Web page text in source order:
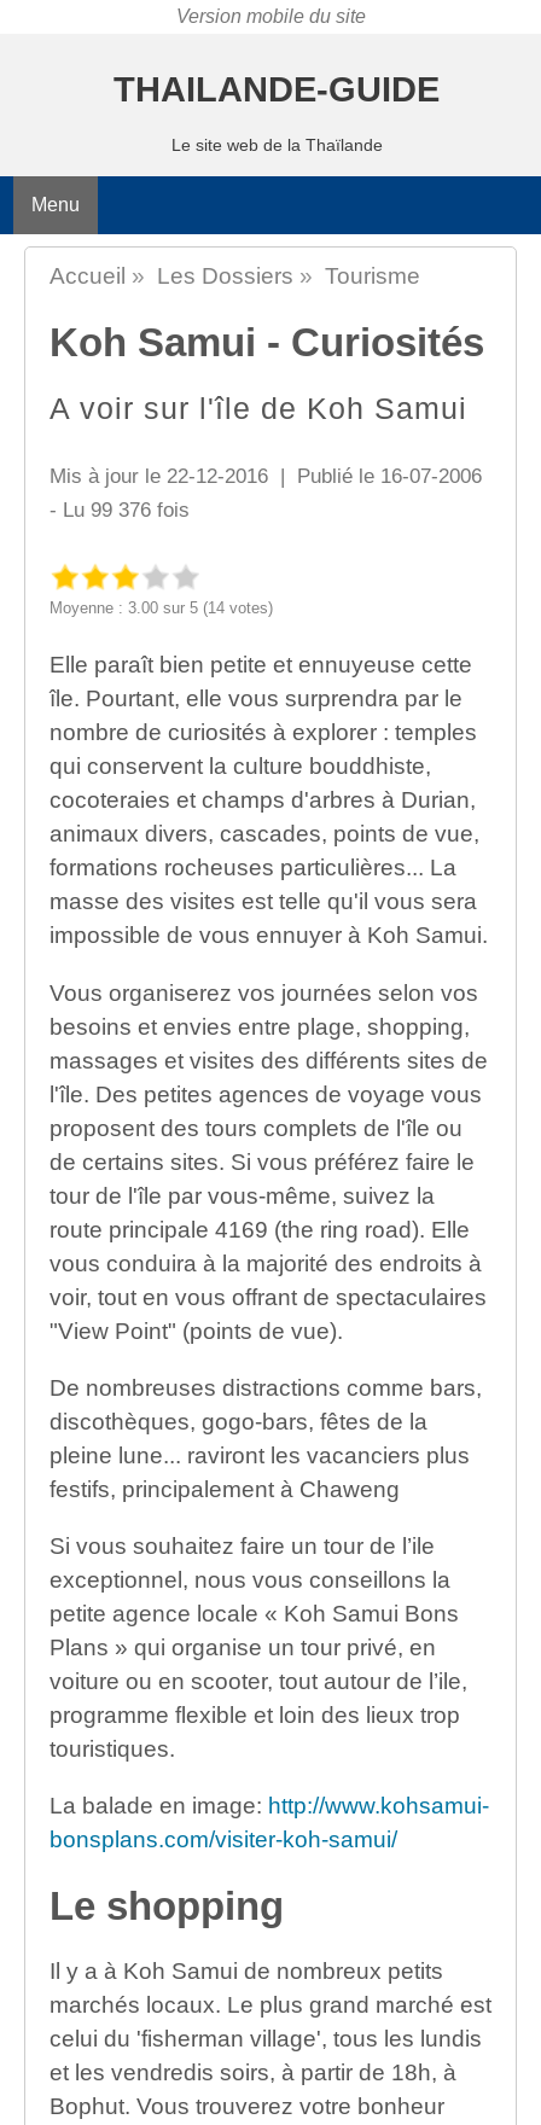
THAILANDE-GUIDE
Le site web de la Thaïlande
Menu
Accueil » Les Dossiers » Tourisme
Koh Samui - Curiosités
A voir sur l'île de Koh Samui
Mis à jour le 22-12-2016 | Publié le 16-07-2006
- Lu 99 376 fois
Moyenne : 3.00 sur 5 (14 votes)
Elle paraît bien petite et ennuyeuse cette
île. Pourtant, elle vous surprendra par le
nombre de curiosités à explorer : temples
qui conservent la culture bouddhiste,
cocoteraies et champs d'arbres à Durian,
animaux divers, cascades, points de vue,
formations rocheuses particulières... La
masse des visites est telle qu'il vous sera
impossible de vous ennuyer à Koh Samui.
Vous organiserez vos journées selon vos
besoins et envies entre plage, shopping,
massages et visites des différents sites de
l'île. Des petites agences de voyage vous
proposent des tours complets de l'île ou
de certains sites. Si vous préférez faire le
tour de l'île par vous-même, suivez la
route principale 4169 (the ring road). Elle
vous conduira à la majorité des endroits à
voir, tout en vous offrant de spectaculaires
"View Point" (points de vue).
De nombreuses distractions comme bars,
discothèques, gogo-bars, fêtes de la
pleine lune... raviront les vacanciers plus
festifs, principalement à Chaweng
Si vous souhaitez faire un tour de l’ile
exceptionnel, nous vous conseillons la
petite agence locale « Koh Samui Bons
Plans » qui organise un tour privé, en
voiture ou en scooter, tout autour de l’ile,
programme flexible et loin des lieux trop
touristiques.
La balade en image: http://www.kohsamui-
bonsplans.com/visiter-koh-samui/
Le shopping
Il y a à Koh Samui de nombreux petits
marchés locaux. Le plus grand marché est
celui du 'fisherman village', tous les lundis
et les vendredis soirs, à partir de 18h, à
Bophut. Vous trouverez votre bonheur